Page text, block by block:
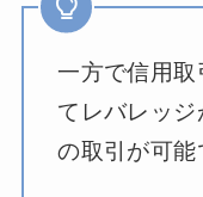
一方で信用取
てレバレッジ
の取引が可能